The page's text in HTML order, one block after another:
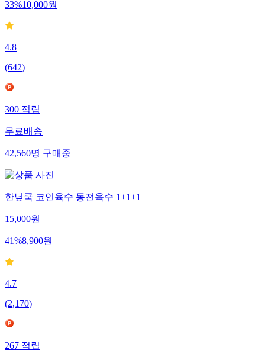
33%10,000원
4.8
(642)
300적립
무료배송
42,560명구매중
한닢쿡 코인육수 동전육수 1+1+1
15,000원
41%8,900원
4.7
(2,170)
267적립